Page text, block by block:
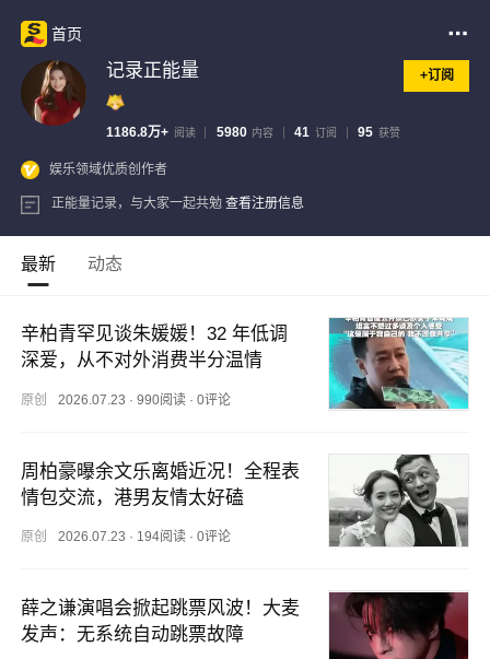
首页
记录正能量 +订阅
1186.8万+ 阅读 5980 内容 41 订阅 95 获赞
娱乐领域优质创作者
正能量记录，与大家一起共勉 查看注册信息
最新 动态
辛柏青罕见谈朱媛媛！32 年低调
深爱，从不对外消费半分温情
原创 2026.07.23 · 990阅读· 0评论
周柏豪曝余文乐离婚近况！全程表
情包交流，港男友情太好磕
原创 2026.07.23 · 194阅读· 0评论
薛之谦演唱会掀起跳票风波！大麦
发声：无系统自动跳票故障